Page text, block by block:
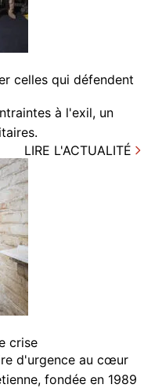
celles qui défendent
à l'exil, un
LIRE L'ACTUALITÉ
crise
d'urgence au cœur
fondée en 1989